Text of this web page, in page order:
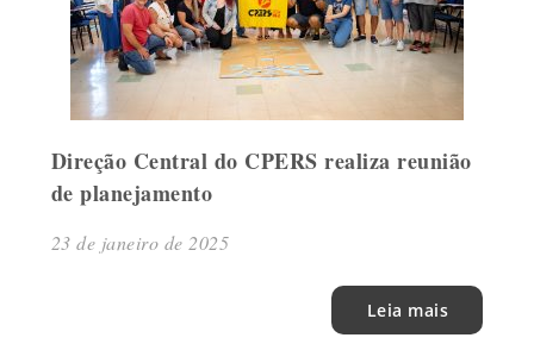
Direção Central do CPERS realiza reunião
de planejamento
23 de janeiro de 2025
Leia mais